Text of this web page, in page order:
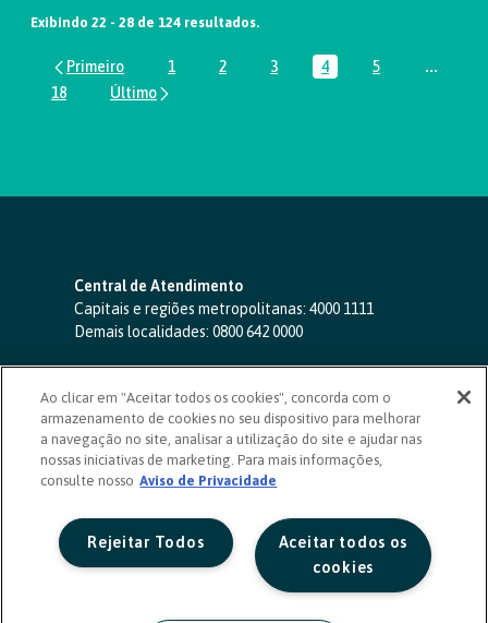
Exibindo 22 - 28 de 124 resultados.
Página
1 Página
2 Página
3 Página
4 Página
5 ...
Página
18
Central de Atendimento
Capitais e regiões metropolitanas: 4000 1111
Demais localidades: 0800 642 0000
SAC 24 horas-0800 724 4420
Ouvidoria
0800 725 0996
(de segunda a sexta, das 8h às 20h)
ouvidoriasicoob.com.br
Deficientes auditivos ou de fala
Ao clicar em "Aceitar todos os cookies", concorda com o
armazenamento de cookies no seu dispositivo para melhorar
a navegação no site, analisar a utilização do site e ajudar nas
nossas iniciativas de marketing. Para mais informações,
consulte nosso Aviso de Privacidade
Aceitar todos os
cookies
Rejeitar Todos